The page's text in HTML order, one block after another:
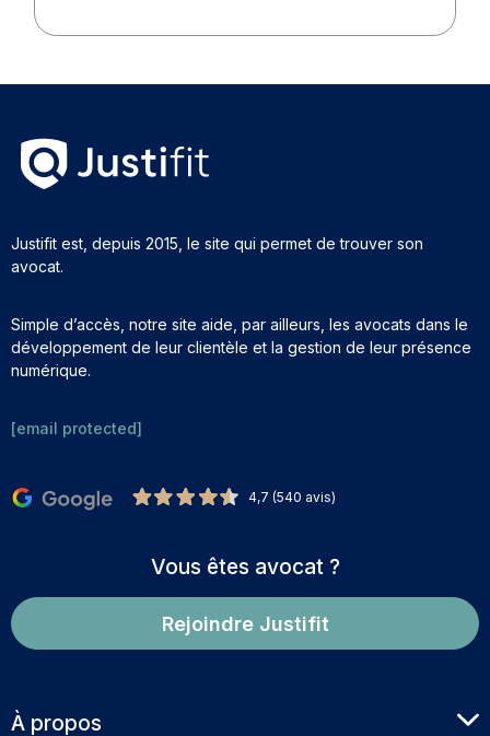
Justifit est, depuis 2015, le site qui permet de trouver son
avocat.
Simple d’accès, notre site aide, par ailleurs, les avocats dans le
développement de leur clientèle et la gestion de leur présence
numérique.
[email protected]
4,7 (540 avis)
Vous êtes avocat ?
Rejoindre Justifit
À propos